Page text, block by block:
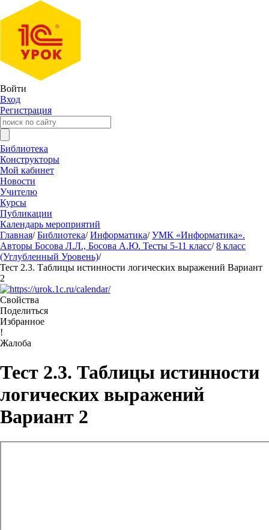
Войти
Вход
Регистрация
Библиотека
Конструкторы
Мой кабинет
Новости
Учителю
Курсы
Публикации
Календарь мероприятий
Главная/ Библиотека/ Информатика/ УМК «Информатика».
Авторы Босова Л.Л., Босова А.Ю. Тесты 5-11 класс/ 8 класс
(Углубленный Уровень)/
Тест 2.3. Таблицы истинности логических выражений Вариант
2
Свойства
Поделиться
Избранное
!
Жалоба
Тест 2.3. Таблицы истинности
логических выражений
Вариант 2